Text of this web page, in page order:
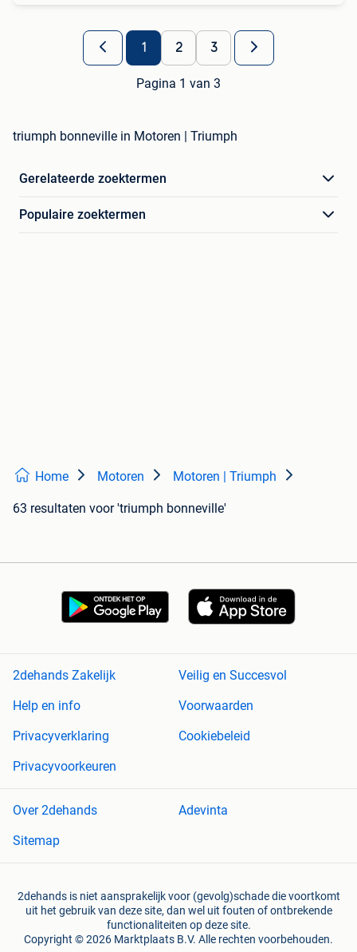
1 2 3
Pagina 1 van 3
triumph bonneville in Motoren | Triumph
Gerelateerde zoektermen
Populaire zoektermen
Home Motoren Motoren | Triumph
63 resultaten voor 'triumph bonneville'
2dehands Zakelijk
Veilig en Succesvol
Help en info
Voorwaarden
Privacyverklaring
Cookiebeleid
Privacyvoorkeuren
Over 2dehands
Adevinta
Sitemap
2dehands is niet aansprakelijk voor (gevolg)schade die voortkomt
uit het gebruik van deze site, dan wel uit fouten of ontbrekende
functionaliteiten op deze site.
Copyright © 2026 Marktplaats B.V. Alle rechten voorbehouden.